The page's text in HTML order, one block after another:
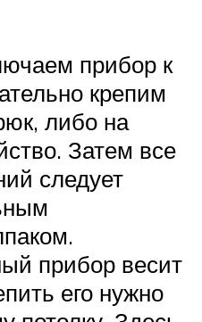
прибор к
крепим
либо на
Затем все
следует
прибор весит
его нужно